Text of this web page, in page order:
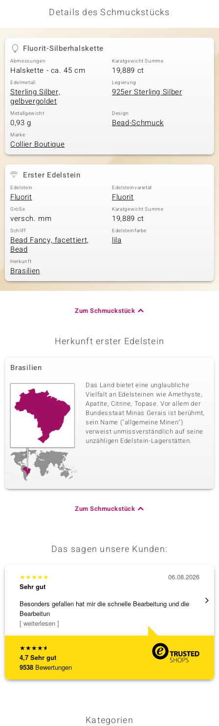
Classics
Details des Schmuckstücks
Fluorit-Silberhalskette
Abmessungen
Halskette - ca. 45 cm
Karatgewicht Summe
19,889 ct
Edelmetall
Sterling Silber,
gelbvergoldet
Legierung
925er Sterling Silber
Metallgewicht
0,93 g
Design
Bead-Schmuck
Marke
Collier Boutique
Erster Edelstein
Edelstein
Fluorit
Edelsteinvarietät
Fluorit
Größe
versch. mm
Karatgewicht Summe
19,889 ct
Schliff
Bead Fancy, facettiert,
Bead
Edelsteinfarbe
lila
Herkunft
Brasilien
Zum Schmuckstück
Herkunft erster Edelstein
Brasilien
Das Land bietet eine unglaubliche
Vielfalt an Edelsteinen wie Amethyste,
Apatite, Citrine, Topase. Vor allem der
Bundesstaat Minas Gerais ist berühmt,
sein Name ("allgemeine Minen")
verweist unmissverständlich auf seine
unzähligen Edelstein-Lagerstätten.
Zum Schmuckstück
Das sagen unsere Kunden:
★★★★★
4,7 Sehr gut
9538 Bewertungen
★★★★★
Sehr gut
Besonders gefallen hat mir die schnelle Bearbeitung und die
Bearbeitun
[ weiterlesen ]
06.08.2026
Kategorien